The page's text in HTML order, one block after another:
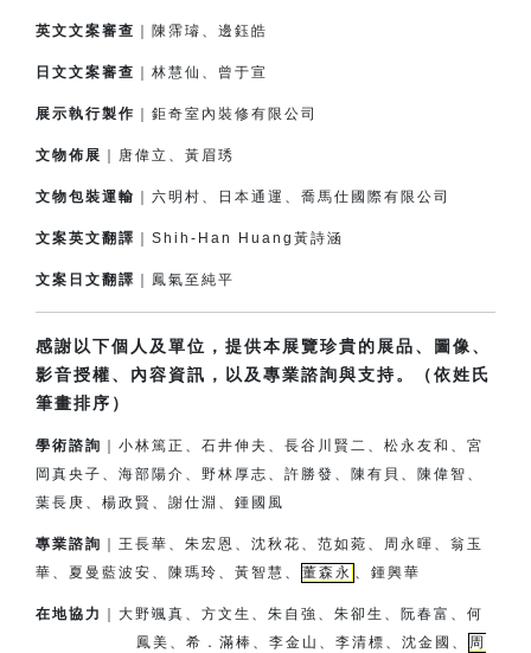
英文文案審查 ｜陳霈璿、邊鈺皓
日文文案審查 ｜林慧仙、曾于宣
展示執行製作 ｜鉅奇室內裝修有限公司
文物佈展 ｜唐偉立、黃眉琇
文物包裝運輸 ｜六明村、日本通運、喬馬仕國際有限公司
文案英文翻譯 ｜Shih-Han Huang黃詩涵
文案日文翻譯 ｜鳳氣至純平
感謝以下個人及單位，提供本展覽珍貴的展品、圖像、
影音授權、內容資訊，以及專業諮詢與支持。（依姓氏
筆畫排序）
學術諮詢
｜小林篤正、石井伸夫、長谷川賢二、松永友和、宮
岡真央子、 海部陽介、 野林厚志、許勝發、陳有貝、陳偉智、
葉長庚、楊政賢、 謝仕淵、鍾國風
專業諮詢
｜王長華、朱宏恩、沈秋花、范如菀、周永暉、翁玉
華、夏曼藍波安、 陳瑪玲、黃智慧、 董森永 、鍾興華
在地協力
大野颯真、方文生、朱自強、朱卻生、阮春富、何
鳳美、希．滿棒、 李金山、李清標、沈金國、
周